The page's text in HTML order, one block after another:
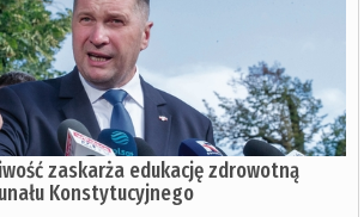
zaskarża edukację zdrowotną
Konstytucyjnego